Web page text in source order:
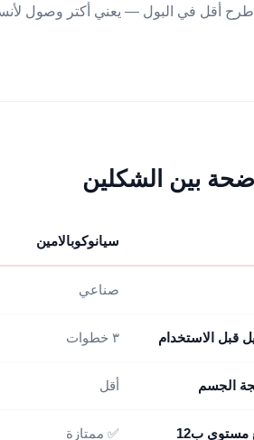
أقل في البول — يعني أكتر وصول
بين الشكلين
سيانوكوبالامين
صناعي
قبل الاستخدام ٣ خطوات
الجسم أقل
مستوى ب12 ✅ ممتازة